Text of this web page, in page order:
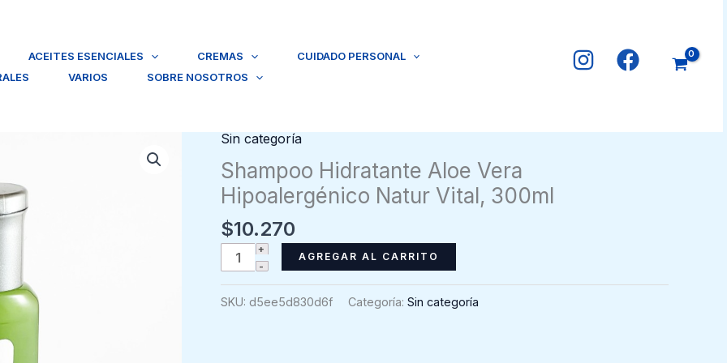
ACEITES ESENCIALES CREMAS
CUIDADO PERSONAL
VARIOS SOBRE NOSOTROS
Sin categoría
Shampoo Hidratante Aloe Vera
Hipoalergénico Natur Vital, 300ml
$10.270
Shampoo
Hidratante
Aloe
AGREGAR AL CARRITO
SKU: d5ee5d830d6f Categoría: Sin categoría